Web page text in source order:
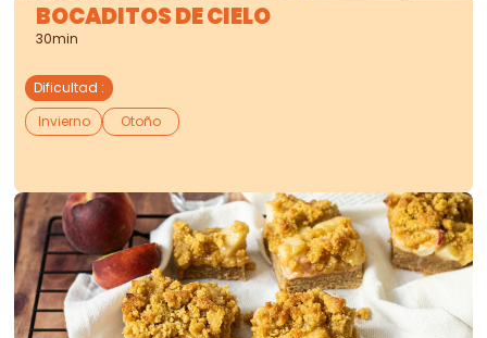
BOCADITOS DE CIELO
30min
Dificultad :
Invierno
Otoño